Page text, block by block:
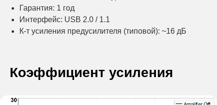
Гарантия: 1 год
Интерфейс: USB 2.0 / 1.1
К-т усиления предусилителя (типовой): ~16 дБ
Коэффициент усиления